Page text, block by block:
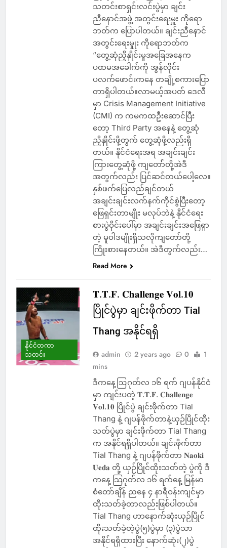
သတင်းစာရှင်းလင်းပွဲမှာ ချင်း
ညီနောင်အဖွဲ့ အတွင်းရေးမှူး ကိုရော
ဘတ်က ပြောပါတယ်။ ချင်းညီနောင်
အတွင်းရေးမှုုး ကိုရောဘတ်က
“တွေ့ဆုံညှိနှိုင်းမှုအခြေအနေက
ပထမအခေါက်ကို အွန်လိုင်း
ပလက်ဖောင်းကနေ တချို့စကားပြော
တာရှိပါတယ်။လာမယ့်အပတ် ဒေလီ
မှာ Crisis Management Initiative
(CMI) က ကမကထဦးဆောင်ပြီး
တော့ Third Party အနေနဲ့ တွေ့ဆုံ
ညှိနှိုင်းဖို့တွက် တွေ့ဆုံဖို့လည်းရှိ
တယ်။ နိုင်ငံရေးအရ အချင်းချင်း
ကြားတွေ့ဆုံဖို့ ကျတော််တို့အဲဒီ
အတွက်လည်း ပြင်ဆင်တယ်ပေါ့လေ။
နှစ်ဖက်ပြေလည်ချင်တယ်
အချင်းချင်းလက်နက်ကိုင်စွဲပြီးတော့
ဖြေရှင်းတာမျိုး မလုပ်ဘဲနဲ့ နိုင်ငံရေး
စားပွဲဝိုင်းပေါ်မှာ အချင်းချင်းအဖြေရှာ
တဲ့ မူဝါဒမျိုးရှိသလိုကျတော်တို့
ကြိုးစားနေတယ်။ အဲဒီတွက်လည်း…
Read More
နိုင်ငံတကာ
သတင်း
𝐓.𝐓.𝐅. 𝐂𝐡𝐚𝐥𝐥𝐞𝐧𝐠𝐞 𝐕𝐨𝐥.𝟏𝟎
ပြိုင်ပွဲမှာ ချင်းဖိုက်တာ Tial
Thang အနိုင်ရရှိ
admin 2 years ago 0
1
mins
ဒီကနေ့ဩဂုတ်လ ၁၆ ရက် ဂျပန်နိုင်ငံ
မှာ ကျင်းပတဲ့ 𝐓.𝐓.𝐅. 𝐂𝐡𝐚𝐥𝐥𝐞𝐧𝐠𝐞
𝐕𝐨𝐥.𝟏𝟎 ပြိုင်ပွဲ ချင်းဖိုက်တာ Tial
Thang နဲ့ ဂျပန်ဖိုက်တာနဲ့ယှဉ်ပြိုင်ထိုး
သတ်ပွဲမှာ ချင်းဖိုက်တာ Tial Thang
က အနိုင်ရရှိပါတယ်။ ချင်းဖိုက်တာ
Tial Thang နဲ့ ဂျပန်ဖိုက်တာ 𝐍𝐚𝐨𝐤𝐢
𝐔𝐞𝐝𝐚 တို့ ယှဉ်ပြိုင်ထိုးသတ်တဲ့ ပွဲကို ဒီ
ကနေ့ သြဂုတ်လ ၁၆ ရက်နေ့ မြန်မာ
စံတော်ချိန် ညနေ ၄ နာရီဝန်းကျင်မှာ
ထိုးသတ်ခဲ့တာလည်းဖြစ်ပါတယ်။
Tial Thang ဟာနောက်ဆုံးယှဉ်ပြိုင်
ထိုးသတ်ခဲ့တဲ့ပွဲ(၅)ပွဲမှာ (၃)ပွဲသာ
အနိုင်ရရှိထားပြီး နောက်ဆုံး(၂)ပွဲ